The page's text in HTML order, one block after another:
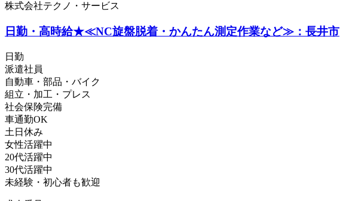
株式会社テクノ・サービス
日勤・高時給★≪NC旋盤脱着・かんたん測定作業など≫：長井市
日勤
派遣社員
自動車・部品・バイク
組立・加工・プレス
社会保険完備
車通勤OK
土日休み
女性活躍中
20代活躍中
30代活躍中
未経験・初心者も歓迎